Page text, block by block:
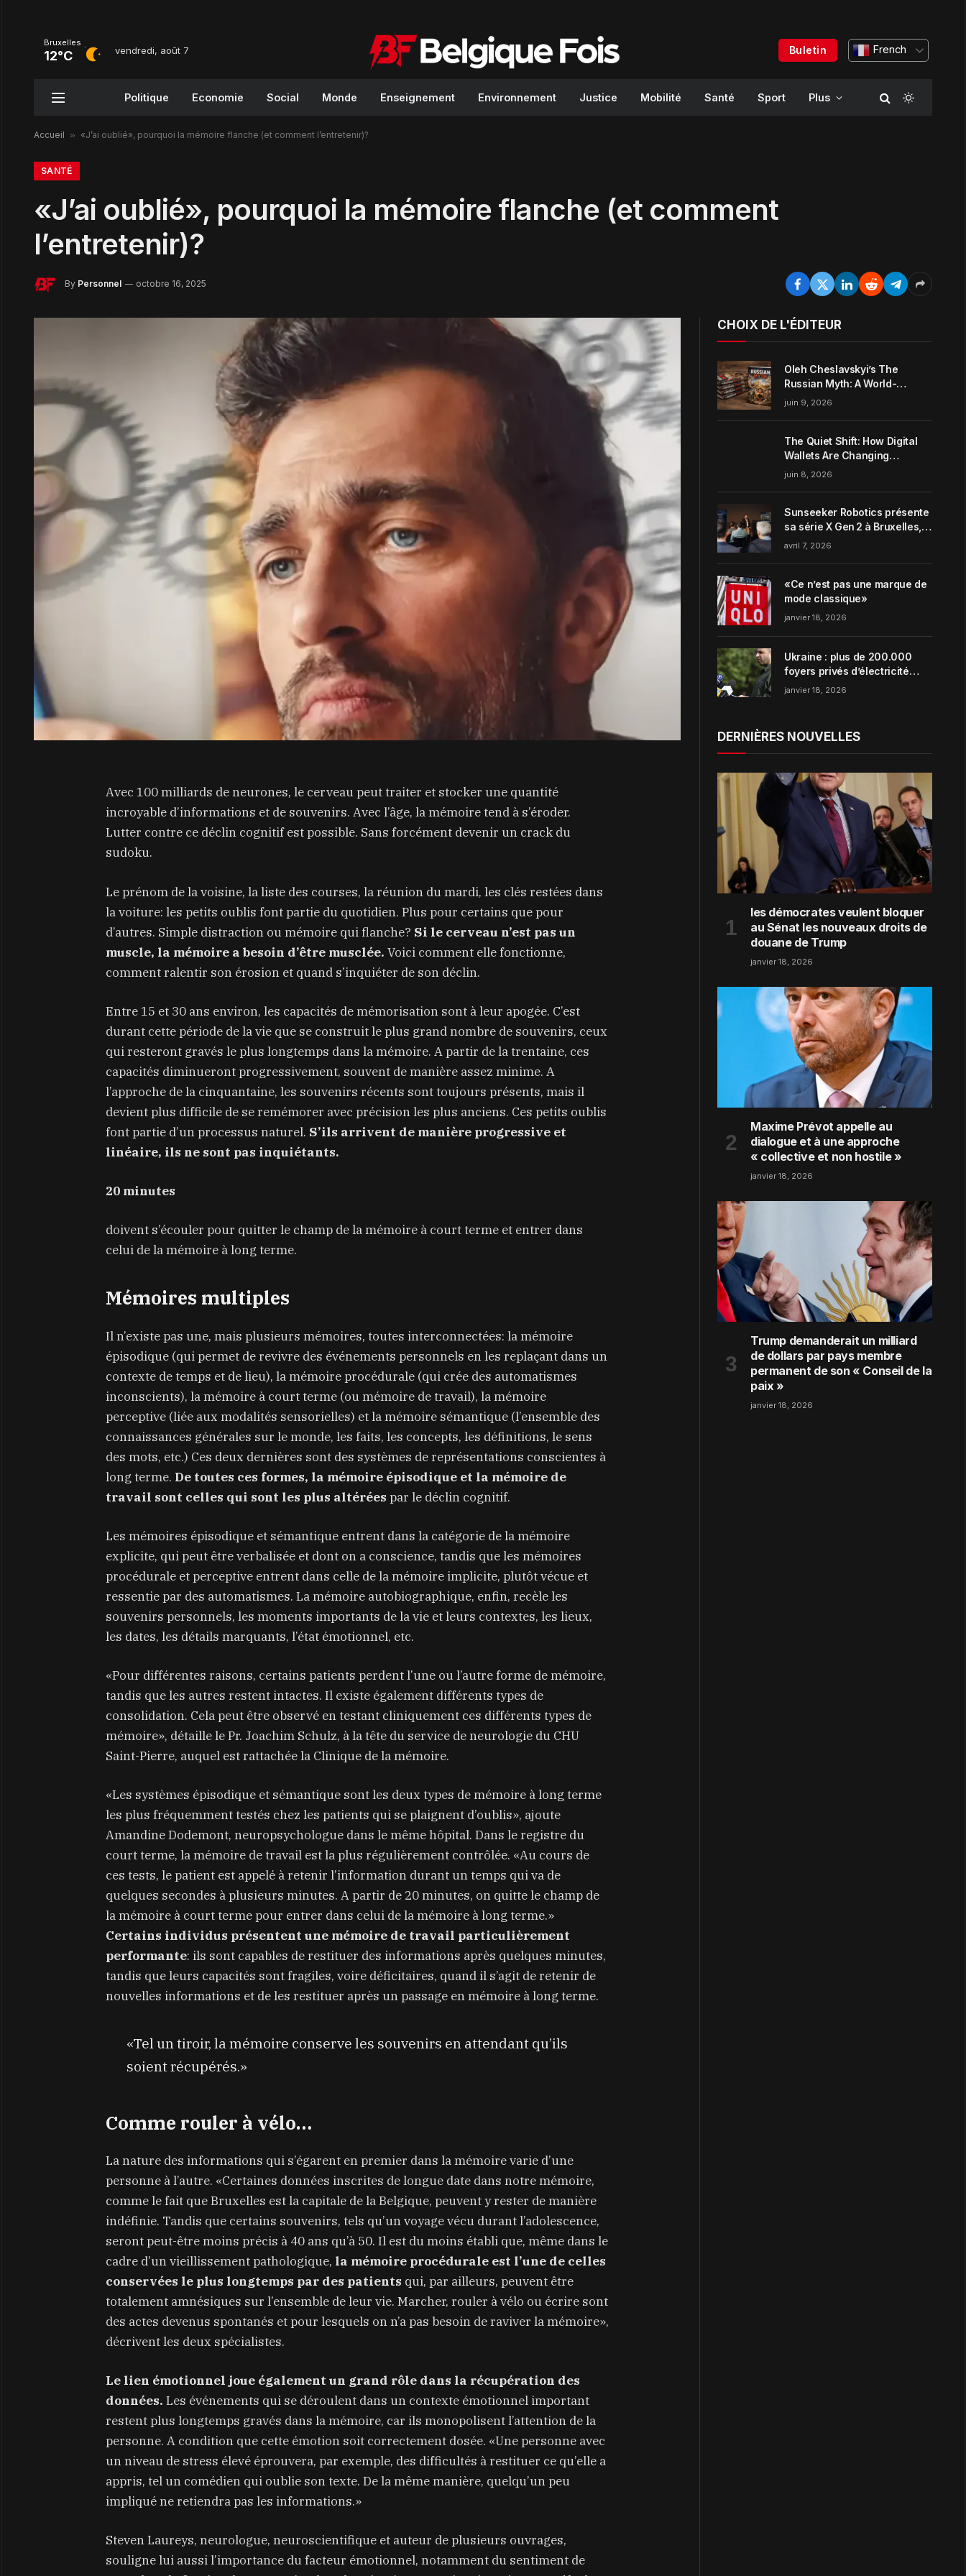
Bruxelles
12°C vendredi, août 7 Buletin French
Politique Economie Social Monde Enseignement Environnement Justice Mobilité Santé Sport Plus
Accueil » «J’ai oublié», pourquoi la mémoire flanche (et comment l’entretenir)?
SANTÉ
«J’ai oublié», pourquoi la mémoire flanche (et comment
l’entretenir)?
By Personnel octobre 16, 2025
Avec 100 milliards de neurones, le cerveau peut traiter et stocker une quantité
incroyable d’informations et de souvenirs. Avec l’âge, la mémoire tend à s’éroder.
Lutter contre ce déclin cognitif est possible. Sans forcément devenir un crack du
sudoku.
Le prénom de la voisine, la liste des courses, la réunion du mardi, les clés restées dans
la voiture: les petits oublis font partie du quotidien. Plus pour certains que pour
d’autres. Simple distraction ou mémoire qui flanche? Si le cerveau n’est pas un
muscle, la mémoire a besoin d’être musclée. Voici comment elle fonctionne,
comment ralentir son érosion et quand s’inquiéter de son déclin.
Entre 15 et 30 ans environ, les capacités de mémorisation sont à leur apogée. C’est
durant cette période de la vie que se construit le plus grand nombre de souvenirs, ceux
qui resteront gravés le plus longtemps dans la mémoire. A partir de la trentaine, ces
capacités diminueront progressivement, souvent de manière assez minime. A
l’approche de la cinquantaine, les souvenirs récents sont toujours présents, mais il
devient plus difficile de se remémorer avec précision les plus anciens. Ces petits oublis
font partie d’un processus naturel. S’ils arrivent de manière progressive et
linéaire, ils ne sont pas inquiétants.
20 minutes
doivent s’écouler pour quitter le champ de la mémoire à court terme et entrer dans
celui de la mémoire à long terme.
Mémoires multiples
Il n’existe pas une, mais plusieurs mémoires, toutes interconnectées: la mémoire
épisodique (qui permet de revivre des événements personnels en les replaçant dans un
contexte de temps et de lieu), la mémoire procédurale (qui crée des automatismes
inconscients), la mémoire à court terme (ou mémoire de travail), la mémoire
perceptive (liée aux modalités sensorielles) et la mémoire sémantique (l’ensemble des
connaissances générales sur le monde, les faits, les concepts, les définitions, le sens
des mots, etc.) Ces deux dernières sont des systèmes de représentations conscientes à
long terme. De toutes ces formes, la mémoire épisodique et la mémoire de
travail sont celles qui sont les plus altérées par le déclin cognitif.
Les mémoires épisodique et sémantique entrent dans la catégorie de la mémoire
explicite, qui peut être verbalisée et dont on a conscience, tandis que les mémoires
procédurale et perceptive entrent dans celle de la mémoire implicite, plutôt vécue et
ressentie par des automatismes. La mémoire autobiographique, enfin, recèle les
souvenirs personnels, les moments importants de la vie et leurs contextes, les lieux,
les dates, les détails marquants, l’état émotionnel, etc.
«Pour différentes raisons, certains patients perdent l’une ou l’autre forme de mémoire,
tandis que les autres restent intactes. Il existe également différents types de
consolidation. Cela peut être observé en testant cliniquement ces différents types de
mémoire», détaille le Pr. Joachim Schulz, à la tête du service de neurologie du CHU
Saint-Pierre, auquel est rattachée la Clinique de la mémoire.
«Les systèmes épisodique et sémantique sont les deux types de mémoire à long terme
les plus fréquemment testés chez les patients qui se plaignent d’oublis», ajoute
Amandine Dodemont, neuropsychologue dans le même hôpital. Dans le registre du
court terme, la mémoire de travail est la plus régulièrement contrôlée. «Au cours de
ces tests, le patient est appelé à retenir l’information durant un temps qui va de
quelques secondes à plusieurs minutes. A partir de 20 minutes, on quitte le champ de
la mémoire à court terme pour entrer dans celui de la mémoire à long terme.»
Certains individus présentent une mémoire de travail particulièrement
performante: ils sont capables de restituer des informations après quelques minutes,
tandis que leurs capacités sont fragiles, voire déficitaires, quand il s’agit de retenir de
nouvelles informations et de les restituer après un passage en mémoire à long terme.
«Tel un tiroir, la mémoire conserve les souvenirs en attendant qu’ils
soient récupérés.»
Comme rouler à vélo…
La nature des informations qui s’égarent en premier dans la mémoire varie d’une
personne à l’autre. «Certaines données inscrites de longue date dans notre mémoire,
comme le fait que Bruxelles est la capitale de la Belgique, peuvent y rester de manière
indéfinie. Tandis que certains souvenirs, tels qu’un voyage vécu durant l’adolescence,
seront peut-être moins précis à 40 ans qu’à 50. Il est du moins établi que, même dans le
cadre d’un vieillissement pathologique, la mémoire procédurale est l’une de celles
conservées le plus longtemps par des patients qui, par ailleurs, peuvent être
totalement amnésiques sur l’ensemble de leur vie. Marcher, rouler à vélo ou écrire sont
des actes devenus spontanés et pour lesquels on n’a pas besoin de raviver la mémoire»,
décrivent les deux spécialistes.
Le lien émotionnel joue également un grand rôle dans la récupération des
données. Les événements qui se déroulent dans un contexte émotionnel important
restent plus longtemps gravés dans la mémoire, car ils monopolisent l’attention de la
personne. A condition que cette émotion soit correctement dosée. «Une personne avec
un niveau de stress élevé éprouvera, par exemple, des difficultés à restituer ce qu’elle a
appris, tel un comédien qui oublie son texte. De la même manière, quelqu’un peu
impliqué ne retiendra pas les informations.»
Steven Laureys, neurologue, neuroscientifique et auteur de plusieurs ouvrages,
souligne lui aussi l’importance du facteur émotionnel, notamment du sentiment de
CHOIX DE L'ÉDITEUR
Oleh Cheslavskyi’s The
Russian Myth: A World-
Systems Analysis of
juin 9, 2026
The Quiet Shift: How Digital
Wallets Are Changing
Everyday Money Habits in the
juin 8, 2026
Sunseeker Robotics présente
sa série X Gen 2 à Bruxelles,
incarnant parfaitement le
avril 7, 2026
«Ce n’est pas une marque de
mode classique»
janvier 18, 2026
Ukraine : plus de 200.000
foyers privés d’électricité
dans la région de Zaporijjia
janvier 18, 2026
DERNIÈRES NOUVELLES
les démocrates veulent bloquer
au Sénat les nouveaux droits de
douane de Trump
janvier 18, 2026
Maxime Prévot appelle au
dialogue et à une approche
« collective et non hostile »
janvier 18, 2026
Trump demanderait un milliard
de dollars par pays membre
permanent de son « Conseil de la
paix »
janvier 18, 2026